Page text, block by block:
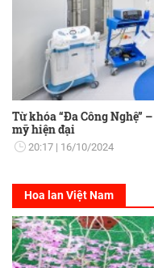
Từ khóa “Đa Công Nghệ”
mỹ hiện đại
20:17 16/10/2024
Hoa lan Việt Nam